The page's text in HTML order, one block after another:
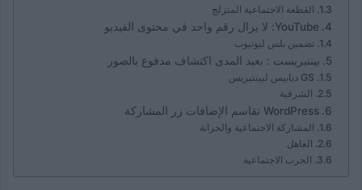
القطعة الاجتماعية المتزلج
YouTube: لا يزال رقم واحد في محتوى الفيديو
تضمين بلس ليوتيوب
بينتيريست : بعيد المدى اكتشاف مدفوع بالصور
GS دبابيس لبينتيريس
الشرفية
WordPress تقاسم الإضافات زر المشاركة
المشاركة الاجتماعية والخزانة
العاهل
الحرب الاجتماعية